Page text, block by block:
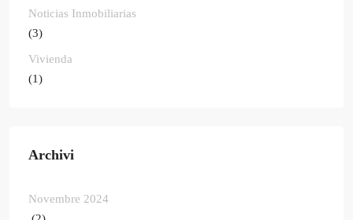
Noticias Inmobiliarias
(3)
Vivienda
(1)
Archivi
Novembre 2024